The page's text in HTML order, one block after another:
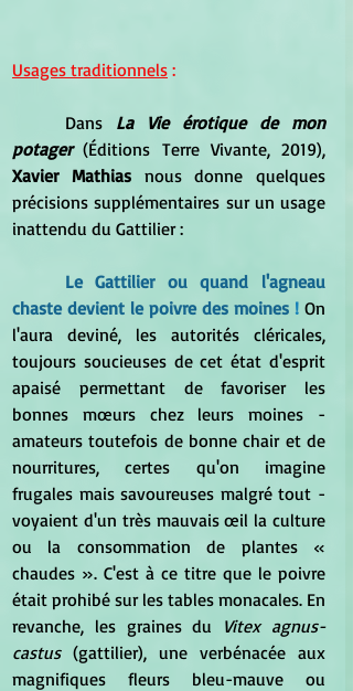
Usages traditionnels :
	Dans
La Vie érotique de mon
potager
Xavier Mathias nous donne quelques
précisions supplémentaires sur un usage
inattendu du Gattilier :
Le Gattilier ou quand l'agneau
chaste devient le poivre des moines ! On
l'aura deviné, les autorités cléricales,
toujours soucieuses de cet état d'esprit
apaisé permettant de favoriser les
bonnes mœurs chez leurs moines -
amateurs toutefois de bonne chair et de
nourritures, certes qu'on imagine
frugales mais savoureuses malgré tout -
voyaient d'un très mauvais œil la culture
ou la consommation de plantes «
chaudes ». C'est à ce titre que le poivre
était prohibé sur les tables monacales. En
revanche, les graines du Vitex agnus-
castus (gattilier), une verbénacée aux
magnifiques fleurs bleu-mauve ou